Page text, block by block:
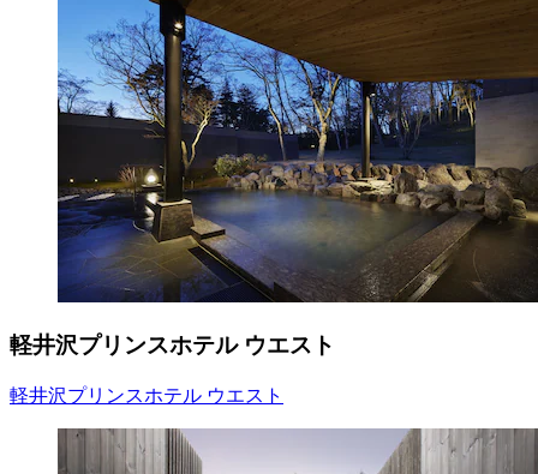
軽井沢プリンスホテル ウエスト
軽井沢プリンスホテル ウエスト